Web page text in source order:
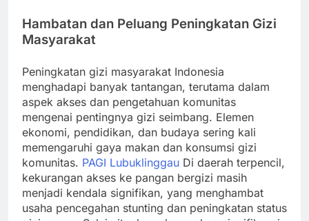
Hambatan dan Peluang Peningkatan Gizi
Masyarakat
Peningkatan gizi masyarakat Indonesia
menghadapi banyak tantangan, terutama dalam
aspek akses dan pengetahuan komunitas
mengenai pentingnya gizi seimbang. Elemen
ekonomi, pendidikan, dan budaya sering kali
memengaruhi gaya makan dan konsumsi gizi
komunitas. PAGI Lubuklinggau Di daerah terpencil,
kekurangan akses ke pangan bergizi masih
menjadi kendala signifikan, yang menghambat
usaha pencegahan stunting dan peningkatan status